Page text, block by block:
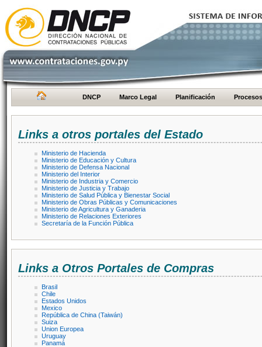
DNCP Marco Legal Planificación Procesos
Links a otros portales del Estado
Ministerio de Hacienda
Ministerio de Educación y Cultura
Ministerio de Defensa Nacional
Ministerio del Interior
Ministerio de Industria y Comercio
Ministerio de Justicia y Trabajo
Ministerio de Salud Pública y Bienestar Social
Ministerio de Obras Públicas y Comunicaciones
Ministerio de Agricultura y Ganaderia
Ministerio de Relaciones Exteriores
Secretaría de la Función Pública
Links a Otros Portales de Compras
Brasil
Chile
Estados Unidos
Mexico
República de China (Taiwán)
Suiza
Union Europea
Uruguay
Panamá